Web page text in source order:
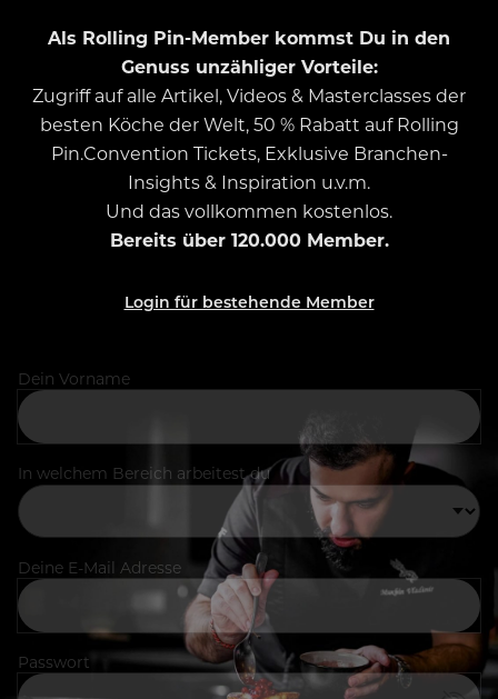
Als Rolling Pin-Member kommst Du in den
Genuss unzähliger Vorteile:
Zugriff auf alle Artikel, Videos & Masterclasses der
besten Köche der Welt, 50 % Rabatt auf Rolling
Pin.Convention Tickets, Exklusive Branchen-
Insights & Inspiration u.v.m.
Und das vollkommen kostenlos.
Bereits über 120.000 Member.
Login für bestehende Member
Dein Vorname
In welchem Bereich arbeitest du
Deine E-Mail Adresse
Passwort